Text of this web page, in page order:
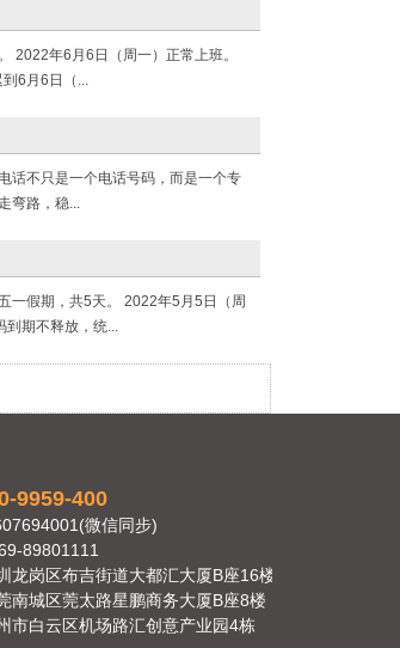
2022年6月6日（周一）正常上班。
6月6日（...
话不只是一个电话号码，而是一个专
弯路，稳...
一假期，共5天。 2022年5月5日（周
到期不释放，统...
9959-400
微信同步)
89801111
龙岗区布吉街道大都汇大厦B座16楼
南城区莞太路星鹏商务大厦B座8楼
市白云区机场路汇创意产业园4栋